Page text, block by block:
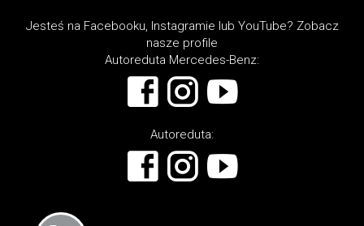
Jesteś na Facebooku, Instagramie lub YouTube? Zobacz
nasze profile
Autoreduta Mercedes-Benz:
Autoreduta: